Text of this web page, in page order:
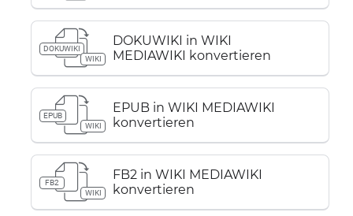
DOKUWIKI
WIKI
DOKUWIKI in WIKI
MEDIAWIKI konvertieren
EPUB
WIKI
EPUB in WIKI MEDIAWIKI
konvertieren
FB2
WIKI
FB2 in WIKI MEDIAWIKI
konvertieren